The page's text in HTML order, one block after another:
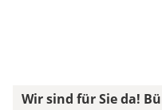
Wir sind für Sie da!